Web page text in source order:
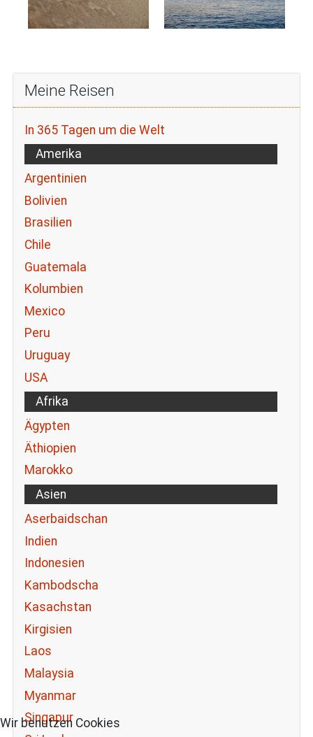
Meine Reisen
In 365 Tagen um die Welt
Amerika
Argentinien
Bolivien
Brasilien
Chile
Guatemala
Kolumbien
Mexico
Peru
Uruguay
USA
Afrika
Ägypten
Äthiopien
Marokko
Asien
Aserbaidschan
Indien
Indonesien
Kambodscha
Kasachstan
Kirgisien
Laos
Malaysia
Myanmar
Singapur
Wir benutzen Cookies